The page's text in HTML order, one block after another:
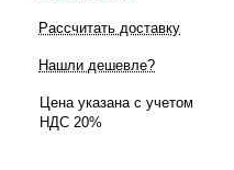
Рассчитать доставку
Нашли дешевле?
Цена указана с учетом
НДС 20%